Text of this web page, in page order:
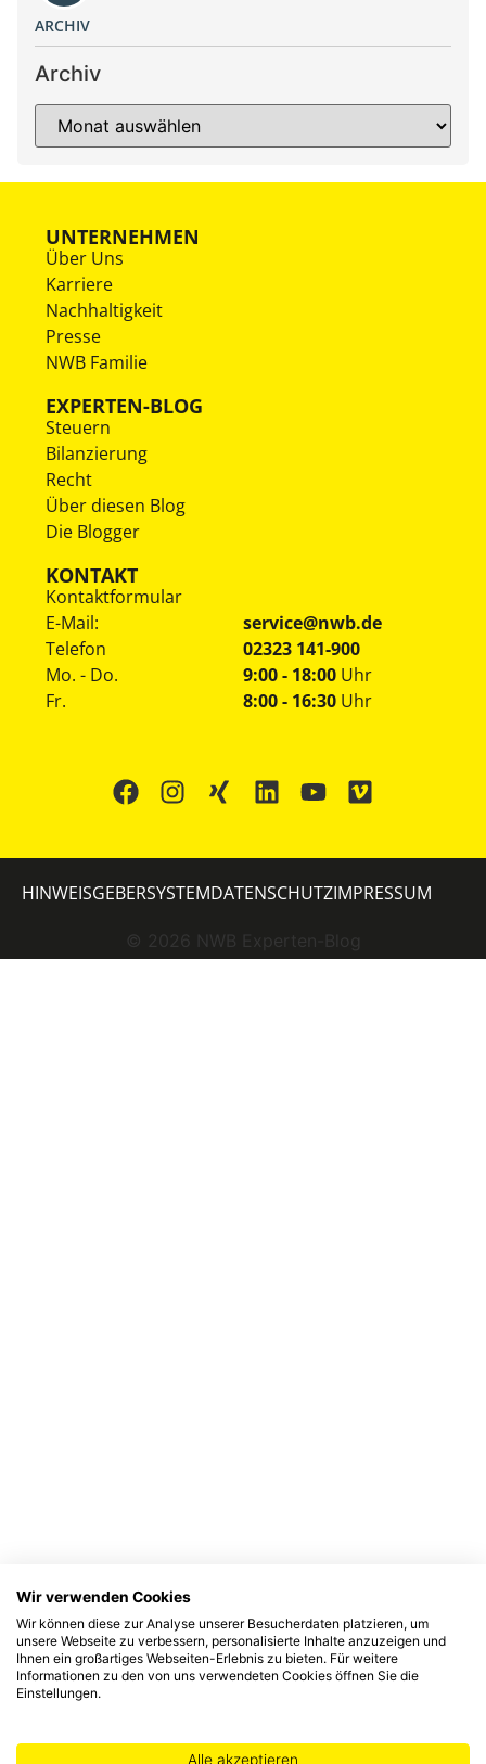
ARCHIV
Archiv
UNTERNEHMEN
Über Uns
Karriere
Nachhaltigkeit
Presse
NWB Familie
EXPERTEN-BLOG
Steuern
Bilanzierung
Recht
Über diesen Blog
Die Blogger
KONTAKT
Kontaktformular
E-Mail:
service@nwb.de
Telefon
02323 141-900
Mo. - Do.
Fr.
9:00 - 18:00 Uhr
8:00 - 16:30 Uhr
© 2026 NWB Experten-Blog
HINWEISGEBERSYSTEMDATENSCHUTZIMPRESSUM
Wir verwenden Cookies
Wir können diese zur Analyse unserer Besucherdaten platzieren, um
unsere Webseite zu verbessern, personalisierte Inhalte anzuzeigen und
Ihnen ein großartiges Webseiten-Erlebnis zu bieten. Für weitere
Informationen zu den von uns verwendeten Cookies öffnen Sie die
Einstellungen.
Alle akzeptieren